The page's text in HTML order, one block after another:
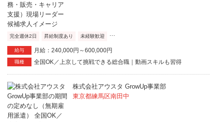
完全週休2日 昇給制度あり 未経験歓迎 ...
給与 月給：240,000円～600,000円
職種 全国OK／上京して挑戦できる総合職｜動画スキルも習得
株式会社アウスタ GrowUp事業部
東京都練馬区南田中